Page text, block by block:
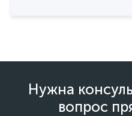
Нужна
вопрос